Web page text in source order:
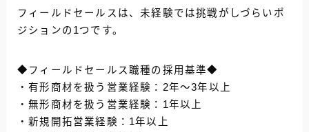
フィールドセールスは、未経験では挑戦がしづらいポ
ジションの1つです。
◆フィールドセールス職種の採用基準◆
・有形商材を扱う営業経験：2年〜3年以上
・無形商材を扱う営業経験：1年以上
・新規開拓営業経験：1年以上